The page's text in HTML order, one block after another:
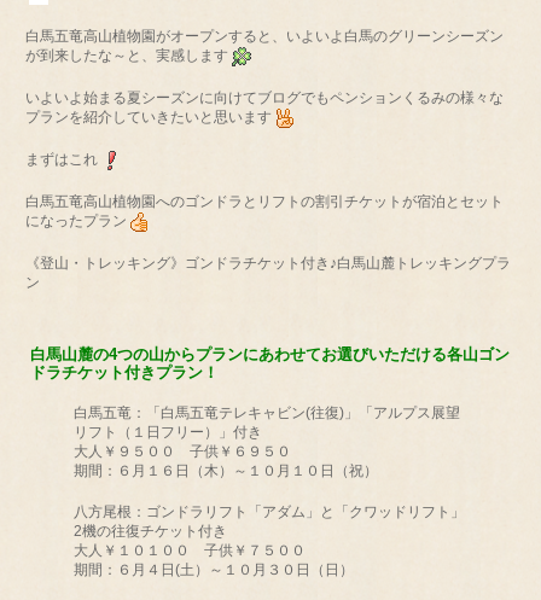
白馬五竜高山植物園がオープンすると、いよいよ白馬のグリーンシーズン
が到来したな～と、実感します
いよいよ始まる夏シーズンに向けてブログでもペンションくるみの様々な
プランを紹介していきたいと思います
まずはこれ
白馬五竜高山植物園へのゴンドラとリフトの割引チケットが宿泊とセット
になったプラン
《登山・トレッキング》ゴンドラチケット付き♪白馬山麓トレッキングプラ
ン
白馬山麓の4つの山からプランにあわせてお選びいただける各山ゴン
ドラチケット付きプラン！
白馬五竜：「白馬五竜テレキャビン(往復)」「アルプス展望
リフト（１日フリー）」付き
大人￥９５００ 子供￥６９５０
期間：６月１６日（木）～１０月１０日（祝）
八方尾根：ゴンドラリフト「アダム」と「クワッドリフト」
2機の往復チケット付き
大人￥１０１００ 子供￥７５００
期間：６月４日(土）～１０月３０日（日）